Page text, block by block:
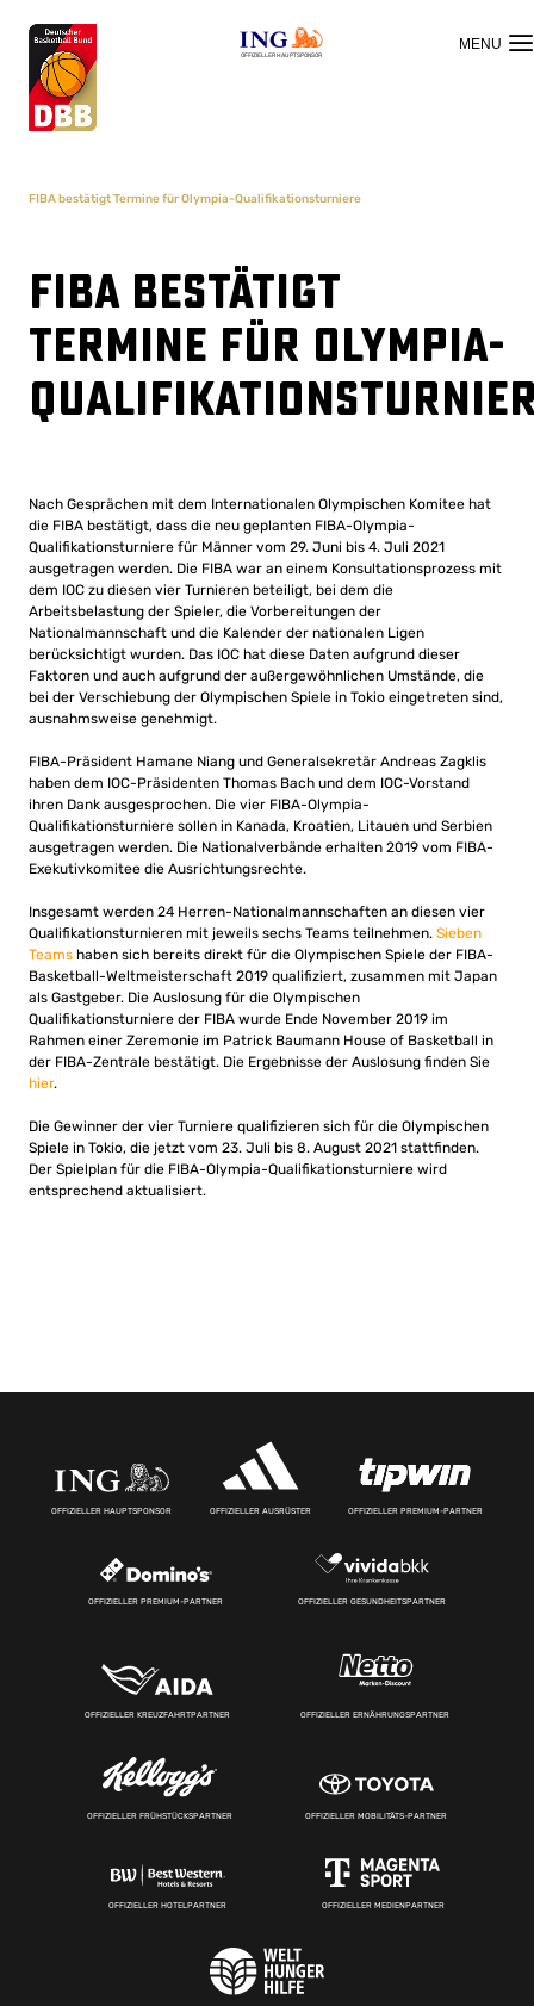
OFFIZIELLER HAUPTSPONSOR
FIBA bestätigt Termine für Olympia-Qualifikationsturniere
FIBA bestätigt
Termine für Olympia-
Nach Gesprächen mit dem Internationalen Olympischen Komitee hat
die FIBA ​​bestätigt, dass die neu geplanten FIBA-Olympia-
Qualifikationsturniere für Männer vom 29. Juni bis 4. Juli 2021
ausgetragen werden. Die FIBA ​​war an einem Konsultationsprozess mit
dem IOC zu diesen vier Turnieren beteiligt, bei dem die
Arbeitsbelastung der Spieler, die Vorbereitungen der
Nationalmannschaft und die Kalender der nationalen Ligen
berücksichtigt wurden. Das IOC hat diese Daten aufgrund dieser
Faktoren und auch aufgrund der außergewöhnlichen Umstände, die
bei der Verschiebung der Olympischen Spiele in Tokio eingetreten sind,
ausnahmsweise genehmigt.
FIBA-Präsident Hamane Niang und Generalsekretär Andreas Zagklis
haben dem IOC-Präsidenten Thomas Bach und dem IOC-Vorstand
ihren Dank ausgesprochen. Die vier FIBA-Olympia-
Qualifikationsturniere sollen in Kanada, Kroatien, Litauen und Serbien
ausgetragen werden. Die Nationalverbände erhalten 2019 vom FIBA-
Exekutivkomitee die Ausrichtungsrechte.
Insgesamt werden 24 Herren-Nationalmannschaften an diesen vier
Qualifikationsturnieren mit jeweils sechs Teams teilnehmen. Sieben
Teams haben sich bereits direkt für die Olympischen Spiele der FIBA-
Basketball-Weltmeisterschaft 2019 qualifiziert, zusammen mit Japan
als Gastgeber. Die Auslosung für die Olympischen
Qualifikationsturniere der FIBA ​​wurde Ende November 2019 im
Rahmen einer Zeremonie im Patrick Baumann House of Basketball in
der FIBA-Zentrale bestätigt. Die Ergebnisse der Auslosung finden Sie
hier.
Die Gewinner der vier Turniere qualifizieren sich für die Olympischen
Spiele in Tokio, die jetzt vom 23. Juli bis 8. August 2021 stattfinden.
Der Spielplan für die FIBA-Olympia-Qualifikationsturniere wird
entsprechend aktualisiert.
OFFIZIELLER HAUPTSPONSOR OFFIZIELLER AUSRÜSTER OFFIZIELLER PREMIUM-PARTNER
OFFIZIELLER PREMIUM-PARTNER OFFIZIELLER GESUNDHEITSPARTNER
OFFIZIELLER KREUZFAHRTPARTNER OFFIZIELLER ERNÄHRUNGSPARTNER
OFFIZIELLER FRÜHSTÜCKSPARTNER OFFIZIELLER MOBILITÄTS-PARTNER
OFFIZIELLER HOTELPARTNER OFFIZIELLER MEDIENPARTNER